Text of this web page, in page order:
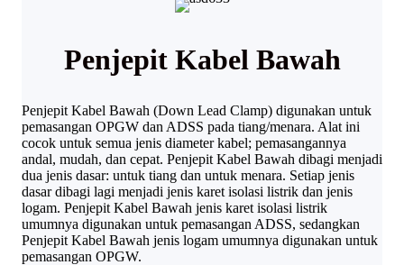
Penjepit Kabel Bawah
Penjepit Kabel Bawah (Down Lead Clamp) digunakan untuk
pemasangan OPGW dan ADSS pada tiang/menara. Alat ini
cocok untuk semua jenis diameter kabel; pemasangannya
andal, mudah, dan cepat. Penjepit Kabel Bawah dibagi menjadi
dua jenis dasar: untuk tiang dan untuk menara. Setiap jenis
dasar dibagi lagi menjadi jenis karet isolasi listrik dan jenis
logam. Penjepit Kabel Bawah jenis karet isolasi listrik
umumnya digunakan untuk pemasangan ADSS, sedangkan
Penjepit Kabel Bawah jenis logam umumnya digunakan untuk
pemasangan OPGW.